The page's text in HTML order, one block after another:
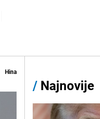
Hina
/ Najnovije